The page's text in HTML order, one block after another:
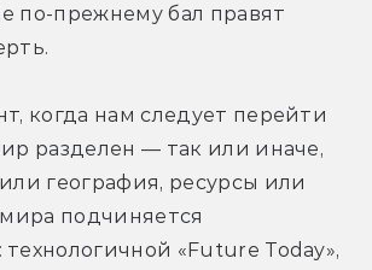
по-прежнему бал правят
когда нам следует перейти
разделен — так или иначе,
география, ресурсы или
подчиняется
«Future Today»,